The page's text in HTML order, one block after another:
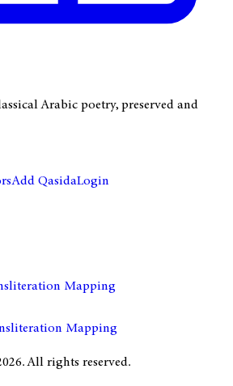
Arabic poetry, preserved and
Add QasidaLogin
Mapping
Mapping
. All rights reserved.